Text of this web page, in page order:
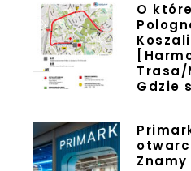
O
Trasa/
Gdzie